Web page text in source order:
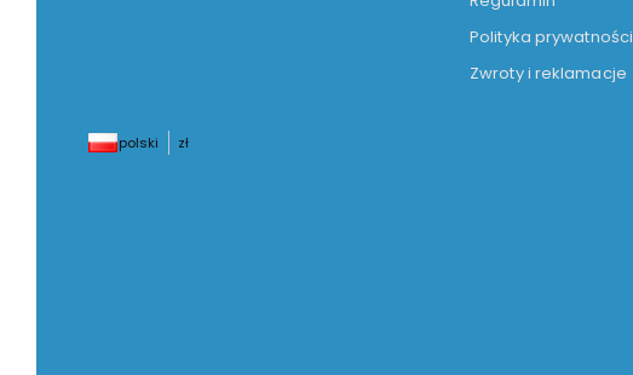
Polityka prywatności
Zwroty i reklamacje
polski zł